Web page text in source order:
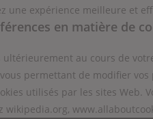
une expérience meilleure et
en matière de
au cours de
permettant de modifier
utilisés par les sites Web.